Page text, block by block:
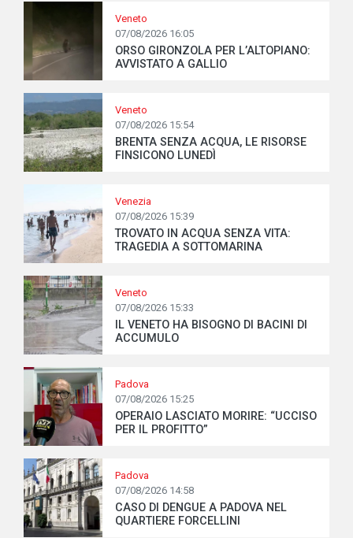
Veneto
07/08/2026 16:05
ORSO GIRONZOLA PER L’ALTOPIANO:
AVVISTATO A GALLIO
Veneto
07/08/2026 15:54
BRENTA SENZA ACQUA, LE RISORSE
FINSICONO LUNEDÌ
Venezia
07/08/2026 15:39
TROVATO IN ACQUA SENZA VITA:
TRAGEDIA A SOTTOMARINA
Veneto
07/08/2026 15:33
IL VENETO HA BISOGNO DI BACINI DI
ACCUMULO
Padova
07/08/2026 15:25
OPERAIO LASCIATO MORIRE: “UCCISO
PER IL PROFITTO”
Padova
07/08/2026 14:58
CASO DI DENGUE A PADOVA NEL
QUARTIERE FORCELLINI